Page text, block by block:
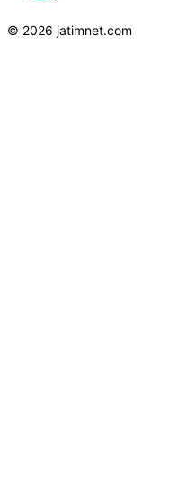
© 2026 jatimnet.com